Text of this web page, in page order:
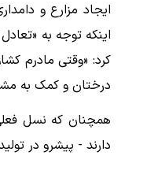
ایجاد مزارع و
اینکه توجه به
کرد: «وقتی مادرم
درختان و کمک به
همچنان که نسل فعلی
دارند - پیشرو در